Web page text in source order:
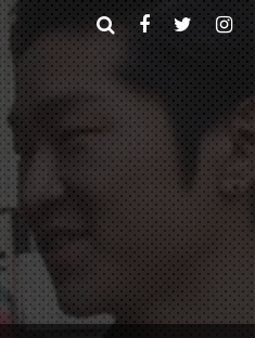
報までお届け！